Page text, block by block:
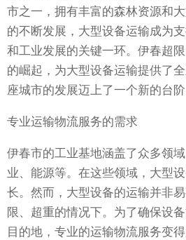
市之一，拥有丰富的森林资源和
的不断发展，大型设备运输成为
和工业发展的关键一环。伊春超
的崛起，为大型设备运输提供了
座城市的发展迈上了一个新的台阶
专业运输物流服务的需求
伊春市的工业基地涵盖了众多领
业、能源等。在这些领域，大型
长。然而，大型设备的运输并非
限、超重的情况下。为了确保设
目的地，专业的运输物流服务变得